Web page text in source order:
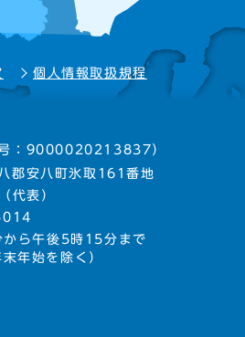
個人情報取扱規程
号：9000020213837）
郡安八町氷取161番地
（代表）
ら午後5時15分まで
年始を除く）